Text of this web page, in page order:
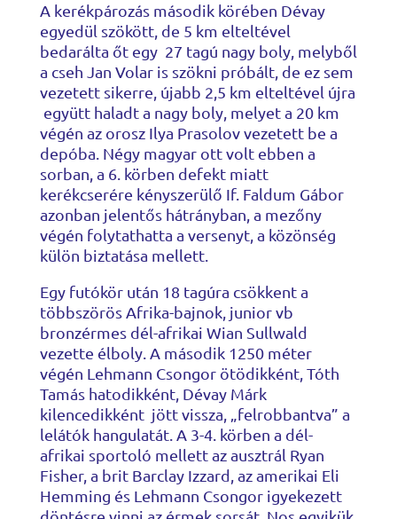
A kerékpározás második körében Dévay
egyedül szökött, de 5 km elteltével
bedarálta őt egy 27 tagú nagy boly, melyből
a cseh Jan Volar is szökni próbált, de ez sem
vezetett sikerre, újabb 2,5 km elteltével újra
együtt haladt a nagy boly, melyet a 20 km
végén az orosz Ilya Prasolov vezetett be a
depóba. Négy magyar ott volt ebben a
sorban, a 6. körben defekt miatt
kerékcserére kényszerülő If. Faldum Gábor
azonban jelentős hátrányban, a mezőny
végén folytathatta a versenyt, a közönség
külön biztatása mellett.
Egy futókör után 18 tagúra csökkent a
többszörös Afrika-bajnok, junior vb
bronzérmes dél-afrikai Wian Sullwald
vezette élboly. A második 1250 méter
végén Lehmann Csongor ötödikként, Tóth
Tamás hatodikként, Dévay Márk
kilencedikként jött vissza, „felrobbantva” a
lelátók hangulatát. A 3-4. körben a dél-
afrikai sportoló mellett az ausztrál Ryan
Fisher, a brit Barclay Izzard, az amerikai Eli
Hemming és Lehmann Csongor igyekezett